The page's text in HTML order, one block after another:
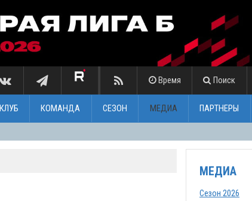
Время Поиск
КЛУБ КОМАНДА СЕЗОН МЕДИА ПАРТНЕРЫ
МЕДИА
Сезон 2026